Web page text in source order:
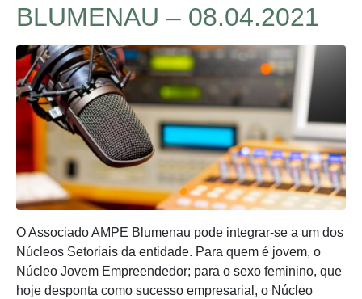
BLUMENAU – 08.04.2021
O Associado AMPE Blumenau pode integrar-se a um dos
Núcleos Setoriais da entidade. Para quem é jovem, o
Núcleo Jovem Empreendedor; para o sexo feminino, que
hoje desponta como sucesso empresarial, o Núcleo